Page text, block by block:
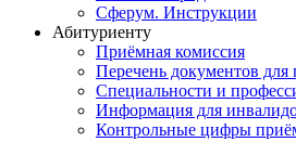
Сферум. Инструкции
Абитуриенту
Приёмная комиссия
Перечень документов для
Специальности и
Информация для
Контрольные цифры